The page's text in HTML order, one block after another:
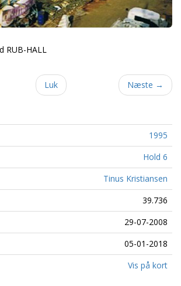
RUB-HALL
Luk Næste →
1995
Hold 6
Tinus Kristiansen
39.736
29-07-2008
05-01-2018
Vis på kort